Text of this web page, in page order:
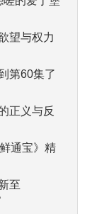
望与权力
第60集了
正义与反
通宝》精
至